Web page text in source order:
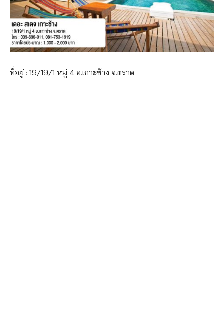
ที่อยู่ : 19/19/1 หมู่ 4 อ.เกาะช้าง จ.ตราด